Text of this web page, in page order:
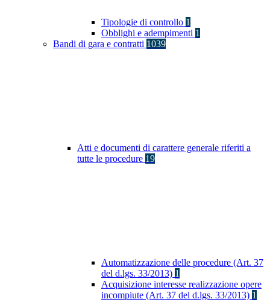
Tipologie di controllo 1
Obblighi e adempimenti 1
Bandi di gara e contratti 1039
Atti e documenti di carattere generale riferiti a
tutte le procedure 19
Automatizzazione delle procedure (Art. 37
del d.lgs. 33/2013) 1
Acquisizione interesse realizzazione opere
incompiute (Art. 37 del d.lgs. 33/2013) 1